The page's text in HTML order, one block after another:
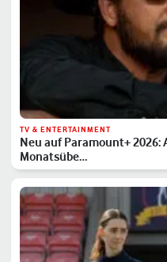
TV & ENTERTAINMENT
Neu auf Paramount+
Monatsübe…